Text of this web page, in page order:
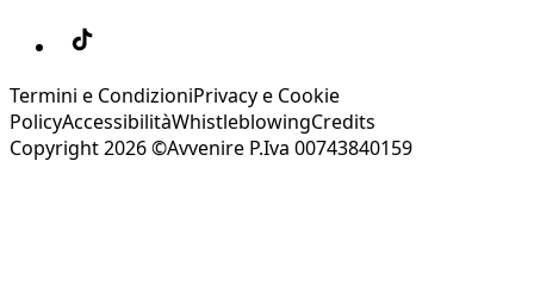
Termini e CondizioniPrivacy e Cookie
PolicyAccessibilitàWhistleblowingCredits
Copyright 2026 ©Avvenire P.Iva 00743840159